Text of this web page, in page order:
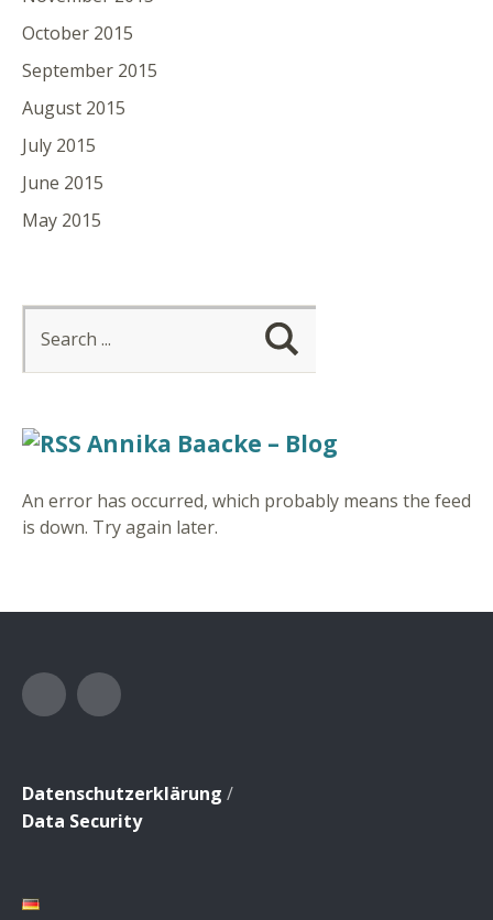
October 2015
September 2015
August 2015
July 2015
June 2015
May 2015
Annika Baacke – Blog
An error has occurred, which probably means the feed
is down. Try again later.
Facebook
Datenschutzerklärung /
Data Security